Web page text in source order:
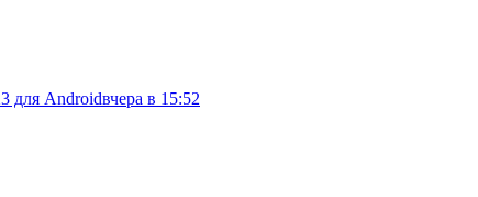
для Androidвчера в 15:52